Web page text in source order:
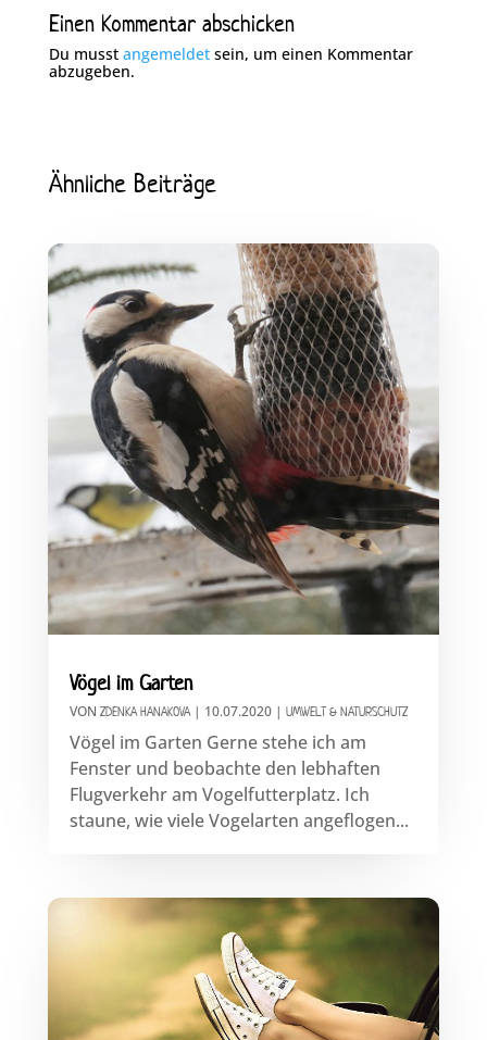
Einen Kommentar abschicken
Du musst angemeldetsein, um einen Kommentar
abzugeben.
Ähnliche Beiträge
Vögel im Garten
VON ZDENKA HANAKOVA| 10.07.2020| UMWELT & NATURSCHUTZ
Vögel im Garten Gerne stehe ich am
Fenster und beobachte den lebhaften
Flugverkehr am Vogelfutterplatz. Ich
staune, wie viele Vogelarten angeflogen...